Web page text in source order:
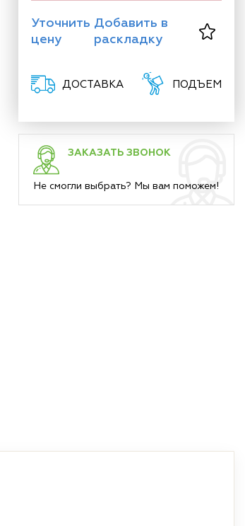
Уточнить
цену
Добавить в
раскладку
ДОСТАВКА ПОДЪЕМ
ЗАКАЗАТЬ ЗВОНОК
Не смогли выбрать? Мы вам поможем!